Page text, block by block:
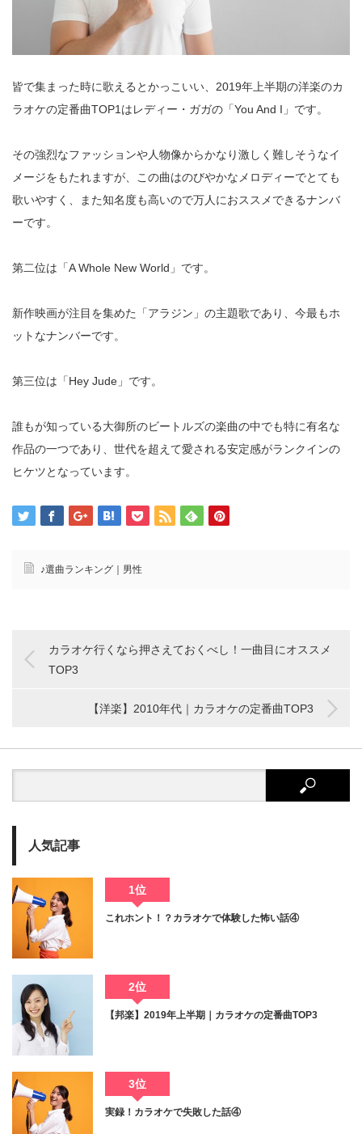
皆で集まった時に歌えるとかっこいい、2019年上半期の洋楽のカ
ラオケの定番曲TOP1はレディー・ガガの「You And I」です。
その強烈なファッションや人物像からかなり激しく難しそうなイ
メージをもたれますが、この曲はのびやかなメロディーでとても
歌いやすく、また知名度も高いので万人におススメできるナンバ
ーです。
第二位は「A Whole New World」です。
新作映画が注目を集めた「アラジン」の主題歌であり、今最もホ
ットなナンバーです。
第三位は「Hey Jude」です。
誰もが知っている大御所のビートルズの楽曲の中でも特に有名な
作品の一つであり、世代を超えて愛される安定感がランクインの
ヒケツとなっています。
♪選曲ランキング｜男性
カラオケ行くなら押さえておくべし！一曲目にオススメ
TOP3
【洋楽】2010年代｜カラオケの定番曲TOP3
人気記事
1位
これホント！？カラオケで体験した怖い話④
2位
【邦楽】2019年上半期｜カラオケの定番曲TOP3
3位
実録！カラオケで失敗した話④